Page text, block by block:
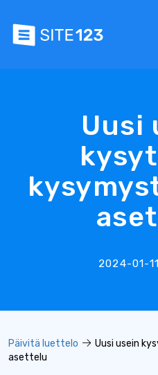
Uusi
2024-01-
Päivitä luettelo
Uusi usein
asettelu